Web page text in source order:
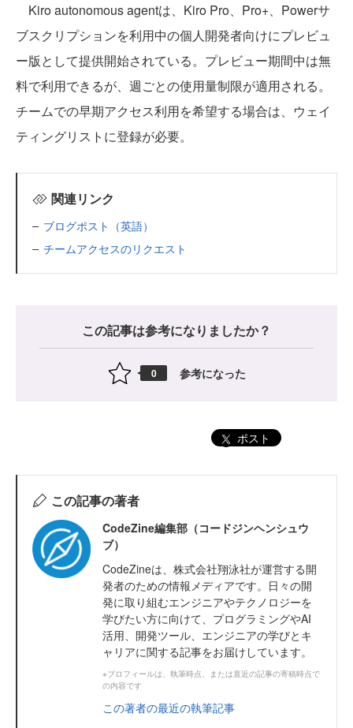
Kiro autonomous agentは、Kiro Pro、Pro+、Powerサ
ブスクリプションを利用中の個人開発者向けにプレビュ
ー版として提供開始されている。プレビュー期間中は無
料で利用できるが、週ごとの使用量制限が適用される。
チームでの早期アクセス利用を希望する場合は、ウェイ
ティングリストに登録が必要。
関連リンク
ブログポスト（英語）
チームアクセスのリクエスト
この記事は参考になりましたか？
0 参考になった
ポスト
この記事の著者
CodeZine編集部（コードジンヘンシュウ
ブ）
CodeZineは、株式会社翔泳社が運営する開
発者のための情報メディアです。日々の開
発に取り組むエンジニアやテクノロジーを
学びたい方に向けて、プログラミングやAI
活用、開発ツール、エンジニアの学びとキ
ャリアに関する記事をお届けしています。
※プロフィールは、執筆時点、または直近の記事の寄稿時点で
の内容です
この著者の最近の執筆記事